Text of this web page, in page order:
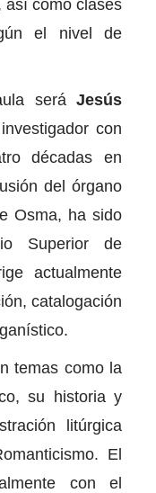
así como clases
el nivel de
será Jesús
con
décadas en
del órgano
Osma, ha sido
Superior de
actualmente
catalogación
temas como la
su historia y
litúrgica
El
con el